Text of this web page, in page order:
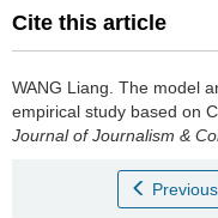
Cite this article
WANG Liang The model
empirical study based on
Journal of Journalism &